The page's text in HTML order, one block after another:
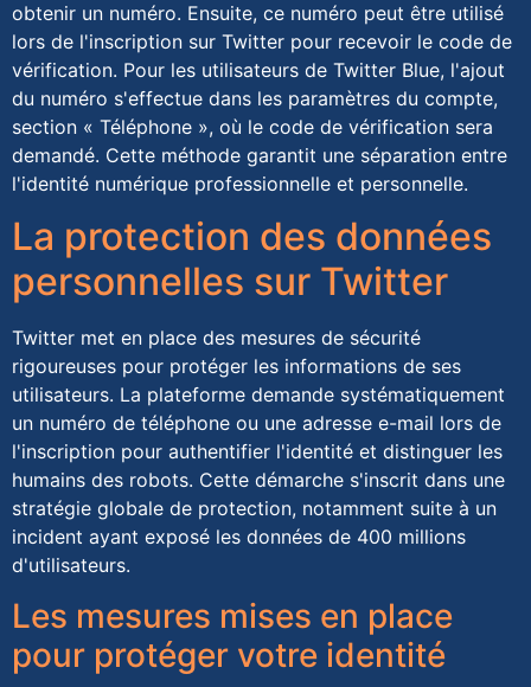
obtenir un numéro. Ensuite, ce numéro peut être utilisé
lors de l'inscription sur Twitter pour recevoir le code de
vérification. Pour les utilisateurs de Twitter Blue, l'ajout
du numéro s'effectue dans les paramètres du compte,
section « Téléphone », où le code de vérification sera
demandé. Cette méthode garantit une séparation entre
l'identité numérique professionnelle et personnelle.
La protection des données
personnelles sur Twitter
Twitter met en place des mesures de sécurité
rigoureuses pour protéger les informations de ses
utilisateurs. La plateforme demande systématiquement
un numéro de téléphone ou une adresse e-mail lors de
l'inscription pour authentifier l'identité et distinguer les
humains des robots. Cette démarche s'inscrit dans une
stratégie globale de protection, notamment suite à un
incident ayant exposé les données de 400 millions
d'utilisateurs.
Les mesures mises en place
pour protéger votre identité